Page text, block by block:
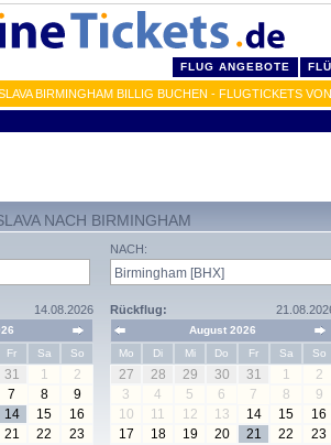
FLUG ANGEBOTE
BIRMINGHAM BILLIG BUCHEN - FLUGTICKETS
NACH BIRMINGHAM
14.08.2026
Fr Sa So
31 1
2
7 8
9
14 15
16
21 22
23
NACH:
Rückflug:
August 2026
Mo
Di Mi Do Fr Sa So
27 28 29 30 31 1
2
3
4 5 6 7 8
9
10
11 12 13 14 15
16
17
18 19 20 21 22
23